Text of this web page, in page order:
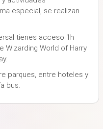
especial, se realizan
tienes acceso 1h
Wizarding World of Harry
parques, entre hoteles y
bus.